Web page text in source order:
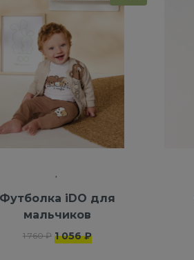
iDO для
мальчиков
1 760 ₽ 1 056 ₽